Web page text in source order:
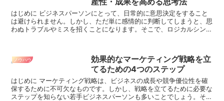
はじめに ビジネスパーソンにとって、日常的に意思決定をすること
は避けられません。しかし、ただ単に感情的に判断してしまうと、思
わぬトラブルやミスを招くことになります。そこで、ロジカルシンキ
ノウハウ
効果的なマーケティング戦略を立
てるための4つのステップ
はじめに マーケティング戦略は、ビジネスの成長や競争優位性を確
保するために不可欠なものです。しかし、戦略を立てるために必要な
ステップを知らない若手ビジネスパーソンも多いことでしょう。そこ